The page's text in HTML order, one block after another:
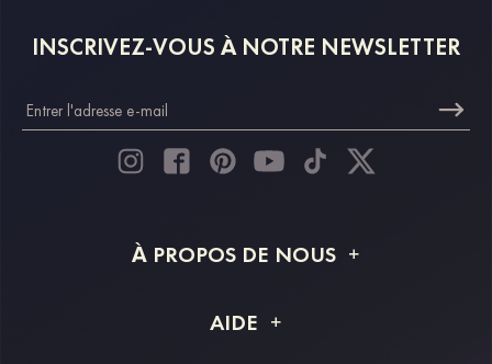
INSCRIVEZ-VOUS À NOTRE NEWSLETTER
À PROPOS DE NOUS
Livraison
AIDE